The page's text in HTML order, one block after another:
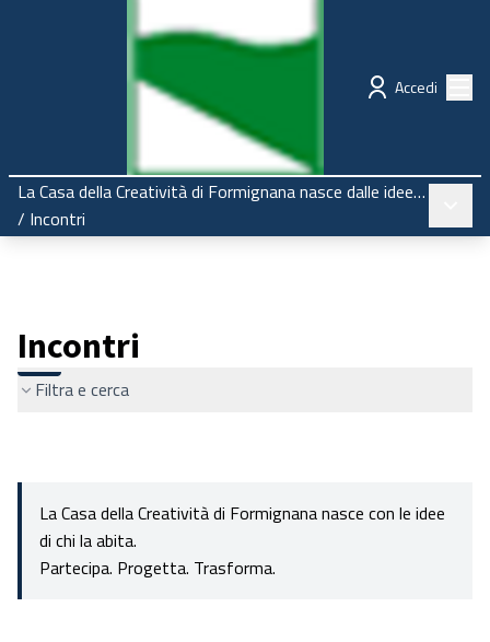
Regione Emilia-Romagna Partecipazione
Accedi
La Casa della Creatività di Formignana nasce dalle idee di chi la abita
/ Incontri
Incontri
Filtra e cerca
La Casa della Creatività di Formignana nasce con le idee
di chi la abita.
Partecipa. Progetta. Trasforma.